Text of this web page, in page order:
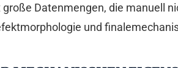
Datenmengen, die manuell
und